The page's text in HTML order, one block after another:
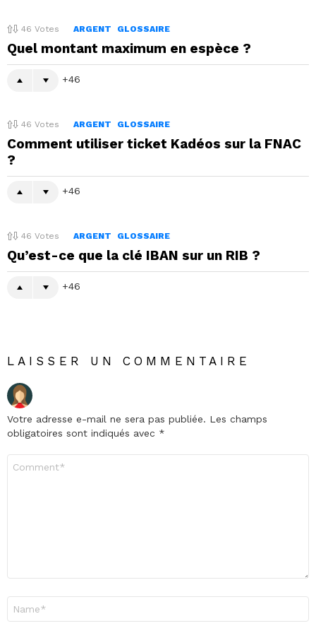
46 Votes ARGENT GLOSSAIRE
Quel montant maximum en espèce ?
46
46 Votes ARGENT GLOSSAIRE
Comment utiliser ticket Kadéos sur la FNAC
?
46
46 Votes ARGENT GLOSSAIRE
Qu’est-ce que la clé IBAN sur un RIB ?
46
LAISSER UN COMMENTAIRE
Votre adresse e-mail ne sera pas publiée. Les champs
obligatoires sont indiqués avec *